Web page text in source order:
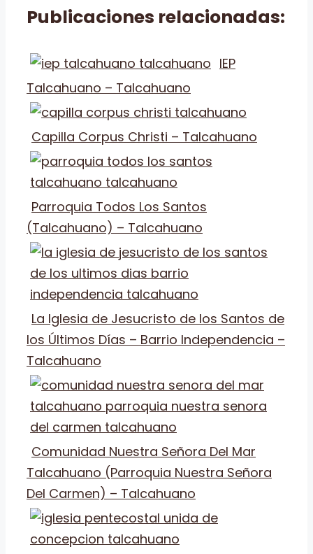
Publicaciones relacionadas:
IEP
Talcahuano – Talcahuano
Capilla Corpus Christi – Talcahuano
Parroquia Todos Los Santos
(Talcahuano) – Talcahuano
La Iglesia de Jesucristo de los Santos de
los Últimos Días – Barrio Independencia –
Talcahuano
Comunidad Nuestra Señora Del Mar
Talcahuano (Parroquia Nuestra Señora
Del Carmen) – Talcahuano